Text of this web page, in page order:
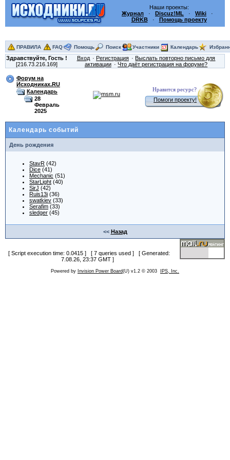
Наши проекты:
Журнал · Discuz!ML · Wiki ·
DRKB· Помощь проекту
ПРАВИЛА FAQ Помощь Поиск Участники Календарь
Здравствуйте, Гость !
[216.73.216.169]
Вход Регистрация
Выслать повторно письмо для
активации
Что даёт регистрация на форуме?
Форум на
Исходниках.RU
Календарь
28
Февраль
2025
Нравится ресурс?
Помоги проекту!
Календарь событий
День рождения
StavR (42)
Dice (41)
Mechanic (51)
StarLight (40)
SirJ (42)
Ruis13i (36)
swatkiev (33)
Serafim (33)
sledger (45)
<< Назад
[ Script execution time: 0.0415 ] [ 7 queries used ] [ Generated:
7.08.26, 23:37 GMT ]
Powered by Invision Power Board(U) v1.2 © 2003 IPS, Inc.